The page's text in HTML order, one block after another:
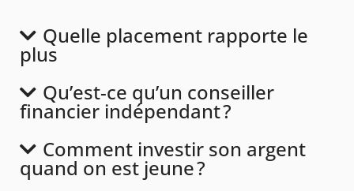
Quelle placement rapporte le
plus
Qu’est-ce qu’un conseiller
financier indépendant ?
Comment investir son argent
quand on est jeune ?